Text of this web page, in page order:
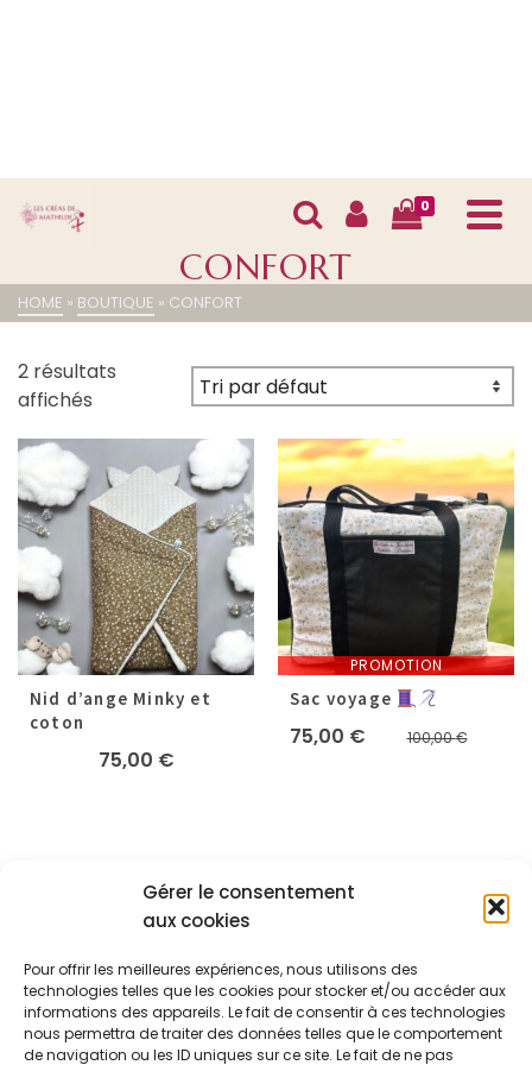
Gérer le consentement
aux cookies
Pour offrir les meilleures expériences, nous utilisons des
technologies telles que les cookies pour stocker et/ou accéder aux
informations des appareils. Le fait de consentir à ces technologies
nous permettra de traiter des données telles que le comportement
de navigation ou les ID uniques sur ce site. Le fait de ne pas
0
CONFORT
HOME » BOUTIQUE » CONFORT
2 résultats
affichés
Nid d’ange Minky et
coton
75,00 €
PROMOTION
Sac voyage
100,00€Le
75,00 €
Le
Les créas de Mathilde
24 Route NationaleMaureillas-Las-Illas 66480
+33.6.07.29.70.73